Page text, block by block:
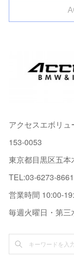
アクセスエボリ
153-0053
東京都目黒区五本
TEL:03-6273-8661
営業時間 10:00-
毎週火曜日・第三